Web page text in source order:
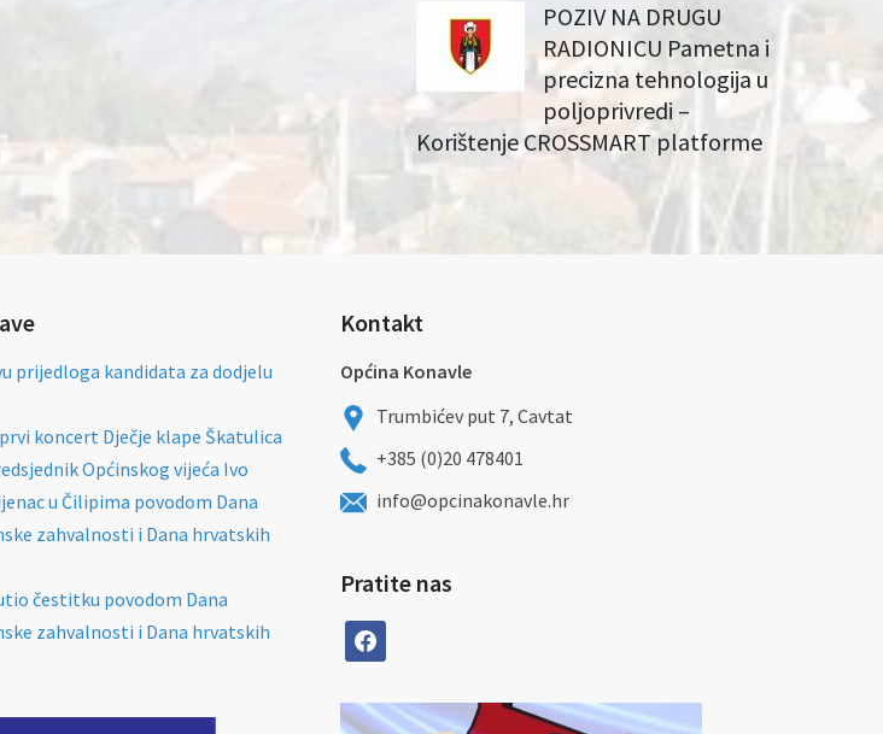
POZIV NA DRUGU
RADIONICU Pametna i
precizna tehnologija u
poljoprivredi –
Korištenje CROSSMART platforme
prijedloga kandidata za dodjelu
koncert Dječje klape Škatulica
Općinskog vijeća Ivo
u Čilipima povodom Dana
zahvalnosti i Dana hrvatskih
čestitku povodom Dana
zahvalnosti i Dana hrvatskih
Kontakt
Općina Konavle
Trumbićev put 7, Cavtat
+385 (0)20 478401
info@opcinakonavle.hr
Pratite nas
facebook